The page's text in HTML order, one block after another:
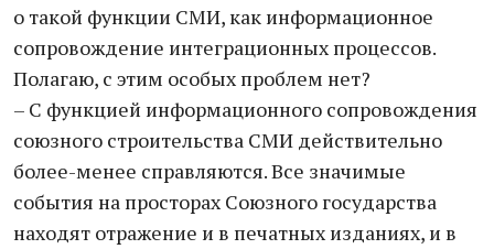
о такой функции СМИ, как информационное
сопровождение интеграционных процессов.
Полагаю, с этим особых проблем нет?
– С функцией информационного сопровождения
союзного строительства СМИ действительно
более-менее справляются. Все значимые
события на просторах Союзного государства
находят отражение и в печатных изданиях, и в